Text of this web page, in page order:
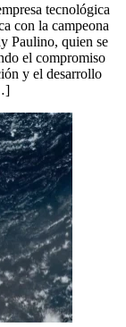
tecnológica
con la campeona
Paulino, quien se
el compromiso
y el desarrollo